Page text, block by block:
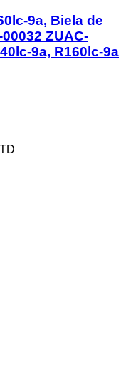
9a, Biela de
ZUAC-
9a, R160lc-9a